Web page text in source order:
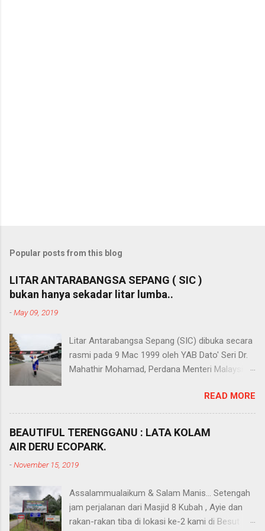
Popular posts from this blog
LITAR ANTARABANGSA SEPANG ( SIC )
bukan hanya sekadar litar lumba..
-May 09, 2019
Litar Antarabangsa Sepang (SIC) dibuka secara
rasmi pada 9 Mac 1999 oleh YAB Dato' Seri Dr.
Mahathir Mohamad, Perdana Menteri Malaysia
sebagai litar lumba kereta Formula Satu ( F1 )
dunia pertama di Rantau Asia Tenggara. F1
mempunyai prosuder perlumbaan yang unik,
menyeluruh dan menarik bagi menjadikannya
diminati diseluruh dunia. Selain F1, MotorGP
berlangsung di SIC ini dan mengumpul ratusan
ribu peminat seluruh dunia disamping
perlumbaan permotoran yang lain. SIC dibina
READ MORE
BEAUTIFUL TERENGGANU : LATA KOLAM
AIR DERU ECOPARK.
-November 15, 2019
Assalammualaikum & Salam Manis... Setengah
jam perjalanan dari Masjid 8 Kubah , Ayie dan
rakan-rakan tiba di lokasi ke-2 kami di Besut